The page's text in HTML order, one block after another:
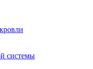
системы